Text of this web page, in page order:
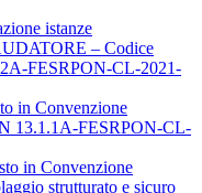
istanze
– Codice
FESRPON-CL-2021-
in Convenzione
13.1.1A-FESRPON-CL-
in Convenzione
strutturato e sicuro